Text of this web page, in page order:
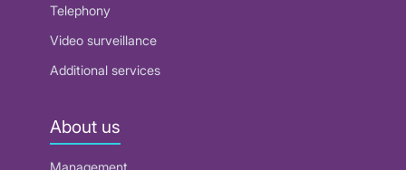
Telephony
Video surveillance
Additional services
About us